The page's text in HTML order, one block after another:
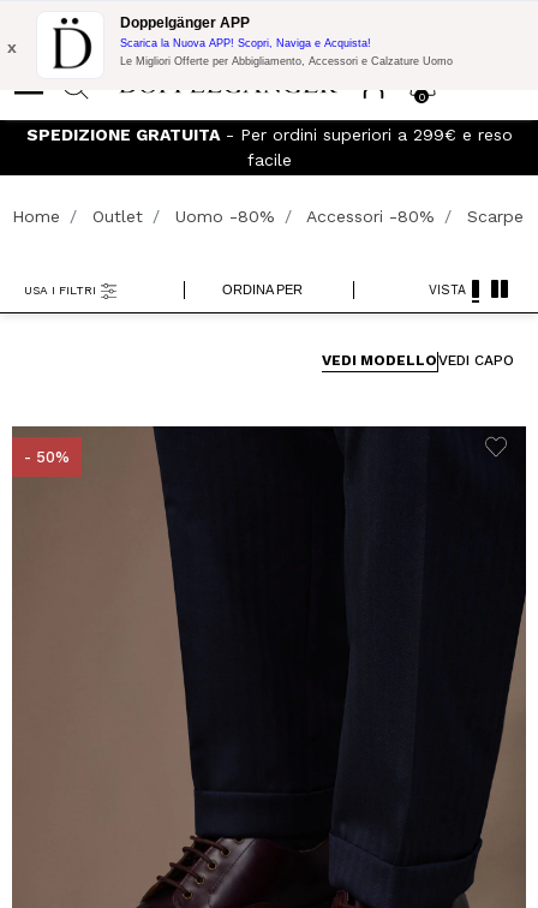
Promo Flash:
10% di Extra Sconto su 300€ di Acquisto con codice:
DOPPEL300
0
x
Doppelgänger APP
Scarica la Nuova APP! Scopri, Naviga e Acquista!
Le Migliori Offerte per Abbigliamento, Accessori e Calzature Uomo
SPEDIZIONE GRATUITA- Per ordini superiori a 299€ e reso
facile
Home Outlet Uomo -80% Accessori -80% Scarpe
ORDINA PER
USA I FILTRI VISTA
VEDI MODELLOVEDI CAPO
- 50%